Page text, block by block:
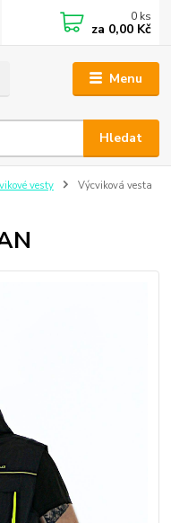
Menu
Hledat
0 ks
za 0,00 Kč
vesty
Výcviková vesta